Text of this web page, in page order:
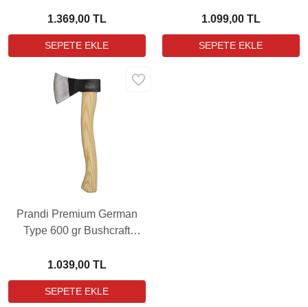
1.369,00 TL
1.099,00 TL
Prandi Premium German
Type 600 gr Bushcraft
1.039,00 TL